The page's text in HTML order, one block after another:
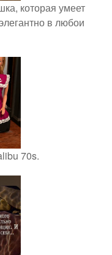
которая умеет
в любои
70s.